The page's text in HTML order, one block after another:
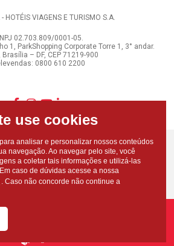
HOTÉIS VIAGENS E TURISMO S.A.
02.703.809/0001-05.
1, ParkShopping Corporate Torre 1, 3° andar.
Brasília – DF, CEP 71219-900
0800 610 2200
reservados - Montreal Viagens - 2026
analisar e personalizar nossos conteúdos
navegação. Ao navegar pelo site, você
a coletar tais informações e utilizá-las
caso de dúvidas acesse a nossa
. Caso não concorde não continue a